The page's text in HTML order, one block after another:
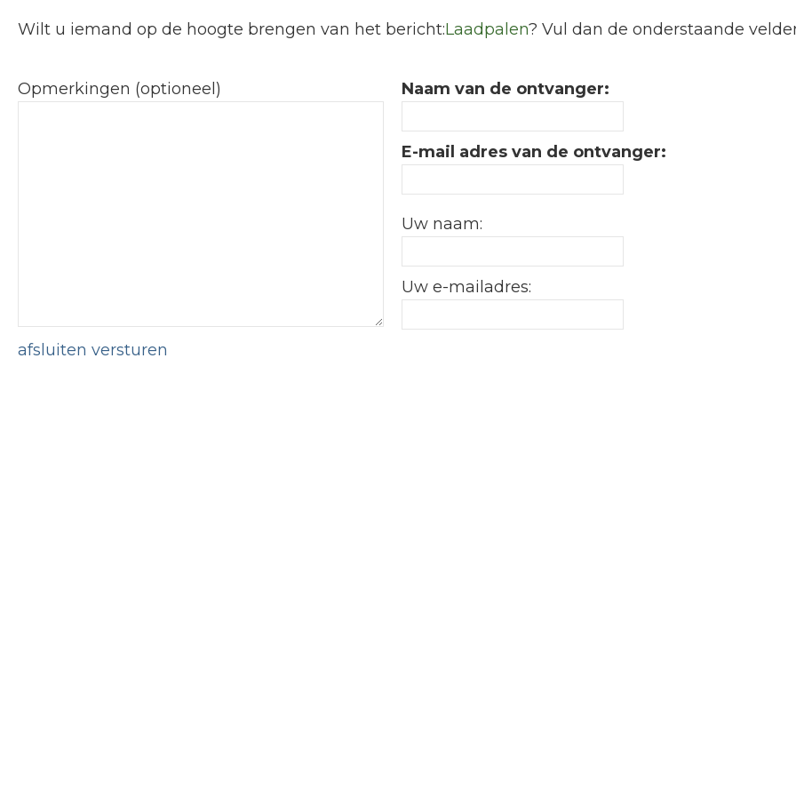
Wilt u iemand op de hoogte brengen van het bericht:Laadpalen? Vul dan de onderstaande
Opmerkingen (optioneel) Naam van de ontvanger:
E-mail adres van de ontvanger:
Uw naam:
Uw e-mailadres:
afsluiten versturen